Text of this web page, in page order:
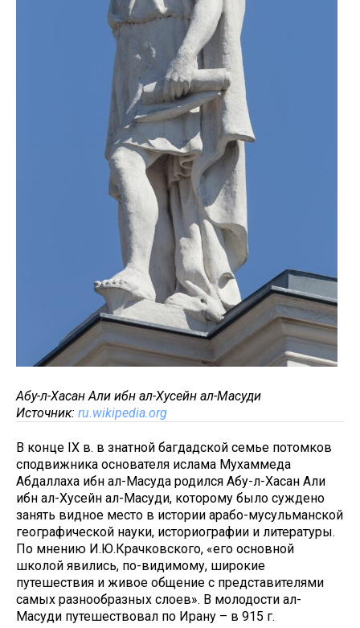
Абу-л-Хасан Али ибн ал-Хусейн ал-Масуди
Источник: ru.wikipedia.org
В конце IX в. в знатной багдадской семье потомков
сподвижника основателя ислама Мухаммеда
Абдаллаха ибн ал-Масуда родился Абу-л-Хасан Али
ибн ал-Хусейн ал-Масуди, которому было суждено
занять видное место в истории арабо-мусульманской
географической науки, историографии и литературы.
По мнению И.Ю.Крачковского, «его основной
школой явились, по-видимому, широкие
путешествия и живое общение с представителями
самых разнообразных слоев». В молодости ал-
Масуди путешествовал по Ирану – в 915 г.